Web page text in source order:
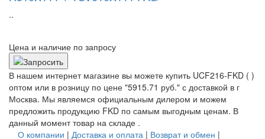
..
Цена и наличие по запросу
В нашем интернет магазине вы можете купить UCF216-FKD ( )
оптом или в розницу по цене "5915.71 руб." с доставкой в г
Москва. Мы являемся официальным дилером и можем
предложить продукцию FKD по самым выгодным ценам. В
данный момент товар на складе .
О компании | Доставка и оплата | Возврат и обмен |